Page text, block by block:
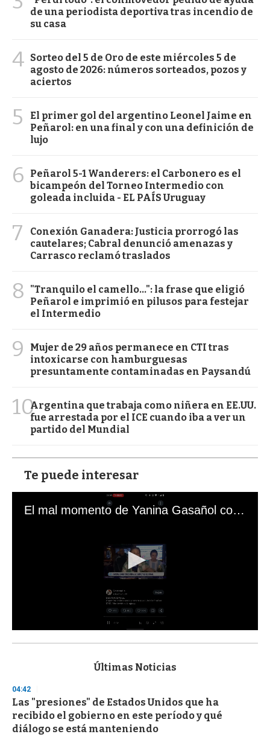
de una periodista deportiva tras incendio de
su casa
4 Sorteo del 5 de Oro de este miércoles 5 de
agosto de 2026: números sorteados, pozos y
aciertos
5
El primer gol del argentino Leonel Jaime en
Peñarol: en una final y con una definición de
lujo
6
Peñarol 5-1 Wanderers: el Carbonero es el
bicampeón del Torneo Intermedio con
goleada incluida - EL PAÍS Uruguay
7
Conexión Ganadera: Justicia prorrogó las
cautelares; Cabral denunció amenazas y
Carrasco reclamó traslados
8
"Tranquilo el camello...": la frase que eligió
Peñarol e imprimió en pilusos para festejar
el Intermedio
9
Mujer de 29 años permanece en CTI tras
intoxicarse con hamburguesas
presuntamente contaminadas en Paysandú
10Argentina que trabaja como niñera en EE.UU.
fue arrestada por el ICE cuando iba a ver un
partido del Mundial
Te puede interesar
El mal momento de Yanina Gasañol con un hincha argentino en "Subrayado"
s
d
s
o
f
3
Últimas Noticias
04:42
Las "presiones" de Estados Unidos que ha
recibido el gobierno en este período y qué
diálogo se está manteniendo